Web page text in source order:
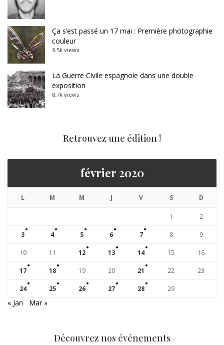
Ça s’est passé un 17 mai : Première photographie
couleur
9.5k views
La Guerre Civile espagnole dans une double
exposition
8.7k views
Retrouvez une édition !
février 2020
L M M J V S D
1 2
3 4 5 6 7 8 9
10 11 12 13 14 15 16
17 18 19 20 21 22 23
24 25 26 27 28 29
« Jan Mar »
Découvrez nos événements